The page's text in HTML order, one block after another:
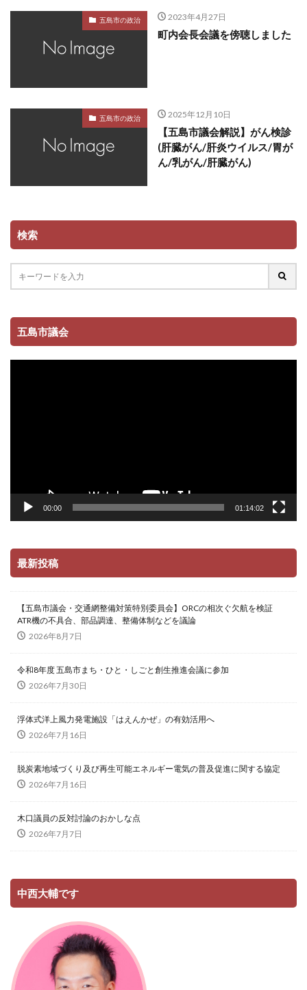
五島市の政治 2023年4月27日
町内会長会議を傍聴しました
五島市の政治 2025年12月10日
【五島市議会解説】がん検診
(肝臓がん/肝炎ウイルス/胃が
ん/乳がん/肝臓がん)
検索
五島市議会
動
00:00 01:14:02
最新投稿
【五島市議会・交通網整備対策特別委員会】ORCの相次ぐ欠航を検証
ATR機の不具合、部品調達、整備体制などを議論
2026年8月7日
令和8年度 五島市まち・ひと・しごと創生推進会議に参加
2026年7月30日
浮体式洋上風力発電施設「はえんかぜ」の有効活用へ
2026年7月16日
脱炭素地域づくり及び再生可能エネルギー電気の普及促進に関する協定
2026年7月16日
木口議員の反対討論のおかしな点
2026年7月7日
中西大輔です